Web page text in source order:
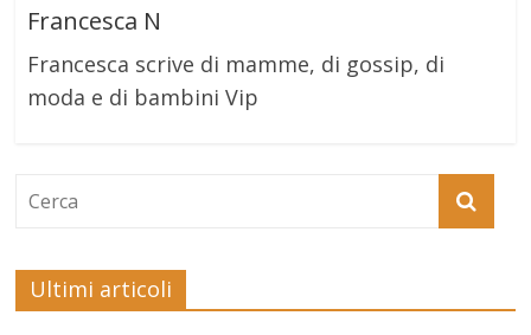
Francesca N
Francesca scrive di mamme, di gossip, di
moda e di bambini Vip
Ultimi articoli